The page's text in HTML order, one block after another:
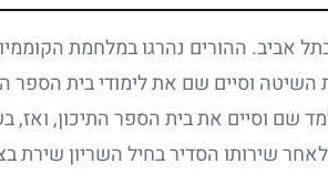
אביב. ההורים נהרגו במלחמת
השיטה וסיים שם את לימודי בית הספר
שם וסיים את בית הספר התיכון, ואז,
שירותו הסדיר בחיל השריון שירת